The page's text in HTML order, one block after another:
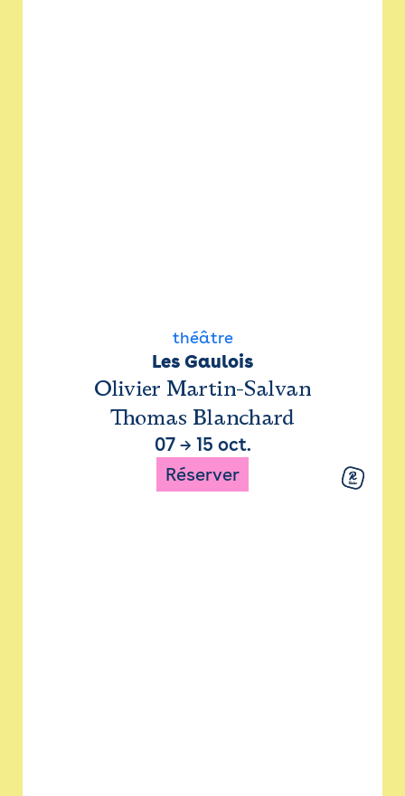
théâtre
Les Gaulois
Olivier Martin-Salvan
Thomas Blanchard
07→ 15 oct.
Réserver